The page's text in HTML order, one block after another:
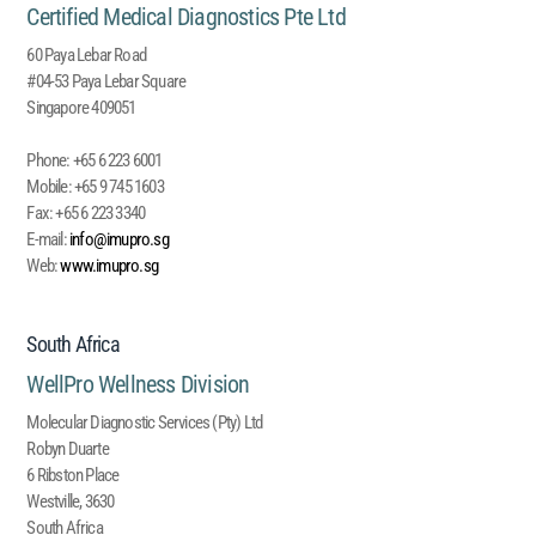
Certified Medical Diagnostics Pte Ltd
60 Paya Lebar Road
#04-53 Paya Lebar Square
Singapore 409051
Phone:+65 6 223 6001
Mobile:+65 9 745 1603
Fax:+65 6 223 3340
E-mail:info@imupro.sg
Web:www.imupro.sg
South Africa
WellPro Wellness Division
Molecular Diagnostic Services (Pty) Ltd
Robyn Duarte
6 Ribston Place
Westville, 3630
South Africa